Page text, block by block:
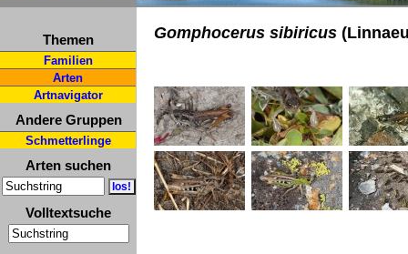
Themen
Familien
Arten
Artnavigator
Andere Gruppen
Schmetterlinge
Arten suchen
Volltextsuche
Gomphocerus sibiricus